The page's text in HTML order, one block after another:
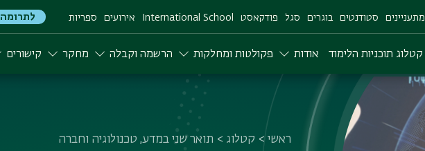
מתעניינים סטודנטים בוגרים סגל פודקאסט International School אירועים ספריות לתרומה
קטלוג תוכניות הלימוד אודות פקולטות ומחלקות הרשמה וקבלה מחקר קישורים
ראשי קטלוג תואר שני במדע, טכנולוגיה וחברה